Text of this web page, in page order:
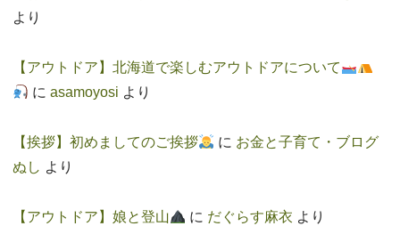
より
【アウトドア】北海道で楽しむアウトドアについて
に asamoyosi より
【挨拶】初めましてのご挨拶 に お金と子育て・ブログ
ぬし より
【アウトドア】娘と登山 に だぐらす麻衣 より